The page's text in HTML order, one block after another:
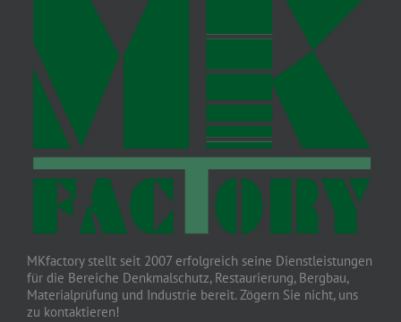
MKfactory stellt seit 2007 erfolgreich seine Dienstleistungen
für die Bereiche Denkmalschutz, Restaurierung, Bergbau,
Materialprüfung und Industrie bereit. Zögern Sie nicht, uns
zu kontaktieren!